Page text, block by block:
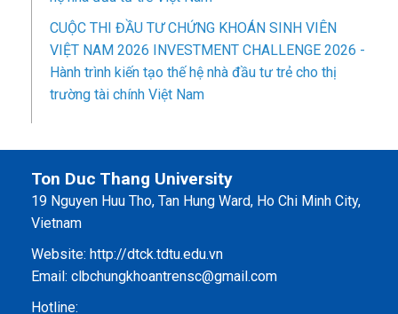
CUỘC THI ĐẦU TƯ CHỨNG KHOÁN SINH VIÊN
VIỆT NAM 2026 INVESTMENT CHALLENGE 2026 -
Hành trình kiến tạo thế hệ nhà đầu tư trẻ cho thị
trường tài chính Việt Nam
Ton Duc Thang University
19 Nguyen Huu Tho, Tan Hung Ward, Ho Chi Minh City,
Vietnam
Website: http://dtck.tdtu.edu.vn
Email: clbchungkhoantrensc@gmail.com
Hotline: